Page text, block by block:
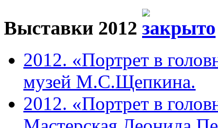
Выставки 2012
2012. «Портрет в
музей М.С.Щепкина.
2012. «Портрет в